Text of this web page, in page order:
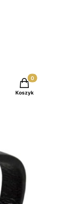
Produkty w
Koszyk